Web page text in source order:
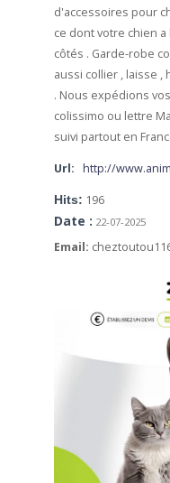
d'accessoires pour
ce dont votre chien
côtés . Garde-robe
aussi collier , laisse ,
. Nous expédions
colissimo ou lettre
suivi partout en
Url: http://
Hits: 196
Date : 22-07-2025
Email: